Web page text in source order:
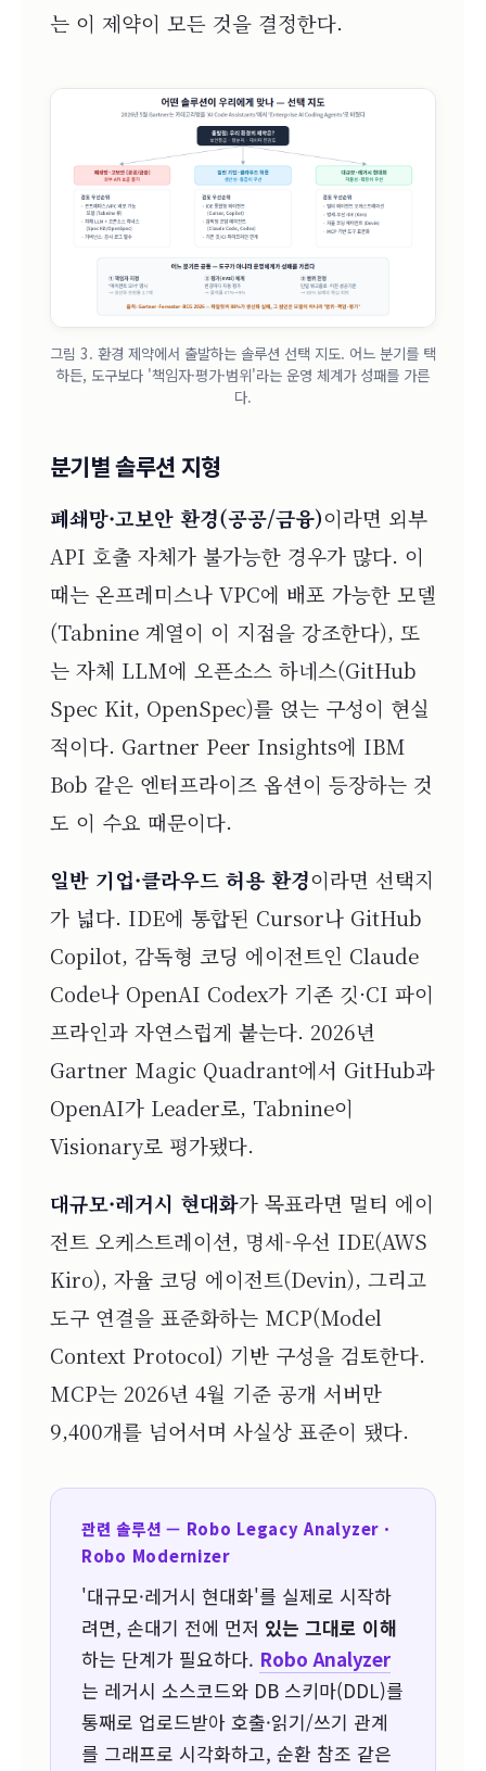
는 이 제약이 모든 것을 결정한다.
그림 3. 환경 제약에서 출발하는 솔루션 선택 지도. 어느 분기를 택
하든, 도구보다 '책임자·평가·범위'라는 운영 체계가 성패를 가른
다.
분기별 솔루션 지형
폐쇄망·고보안 환경(공공/금융)이라면 외부
API 호출 자체가 불가능한 경우가 많다. 이
때는 온프레미스나 VPC에 배포 가능한 모델
(Tabnine 계열이 이 지점을 강조한다), 또
는 자체 LLM에 오픈소스 하네스(GitHub
Spec Kit, OpenSpec)를 얹는 구성이 현실
적이다. Gartner Peer Insights에 IBM
Bob 같은 엔터프라이즈 옵션이 등장하는 것
도 이 수요 때문이다.
일반 기업·클라우드 허용 환경이라면 선택지
가 넓다. IDE에 통합된 Cursor나 GitHub
Copilot, 감독형 코딩 에이전트인 Claude
Code나 OpenAI Codex가 기존 깃·CI 파이
프라인과 자연스럽게 붙는다. 2026년
Gartner Magic Quadrant에서 GitHub과
OpenAI가 Leader로, Tabnine이
Visionary로 평가됐다.
대규모·레거시 현대화가 목표라면 멀티 에이
전트 오케스트레이션, 명세-우선 IDE(AWS
Kiro), 자율 코딩 에이전트(Devin), 그리고
도구 연결을 표준화하는 MCP(Model
Context Protocol) 기반 구성을 검토한다.
MCP는 2026년 4월 기준 공개 서버만
9,400개를 넘어서며 사실상 표준이 됐다.
관련 솔루션 — Robo Legacy Analyzer ·
Robo Modernizer
'대규모·레거시 현대화'를 실제로 시작하
려면, 손대기 전에 먼저 있는 그대로 이해
하는 단계가 필요하다. Robo Analyzer
는 레거시 소스코드와 DB 스키마(DDL)를
통째로 업로드받아 호출·읽기/쓰기 관계
를 그래프로 시각화하고, 순환 참조 같은